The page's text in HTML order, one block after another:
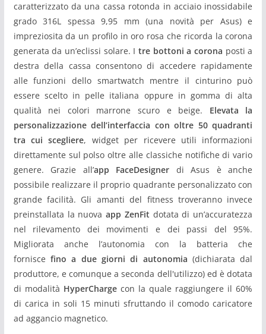
caratterizzato da una cassa rotonda in acciaio inossidabile
grado 316L spessa 9,95 mm (una novità per Asus) e
impreziosita da un profilo in oro rosa che ricorda la corona
generata da un’eclissi solare. I tre bottoni a corona posti a
destra della cassa consentono di accedere rapidamente
alle funzioni dello smartwatch mentre il cinturino può
essere scelto in pelle italiana oppure in gomma di alta
qualità nei colori marrone scuro e beige. Elevata la
personalizzazione dell’interfaccia con oltre 50 quadranti
tra cui scegliere, widget per ricevere utili informazioni
direttamente sul polso oltre alle classiche notifiche di vario
genere. Grazie all’app FaceDesigner di Asus è anche
possibile realizzare il proprio quadrante personalizzato con
grande facilità. Gli amanti del fitness troveranno invece
preinstallata la nuovaapp ZenFit dotata di un’accuratezza
nel rilevamento dei movimenti e dei passi del 95%.
Migliorata anche l’autonomia con la batteria che
forniscefino a due giorni di autonomia (dichiarata dal
produttore, e comunque a seconda dell'utilizzo) ed è dotata
di modalità HyperChargecon la quale raggiungere il 60%
di carica in soli 15 minuti sfruttando il comodo caricatore
ad aggancio magnetico.